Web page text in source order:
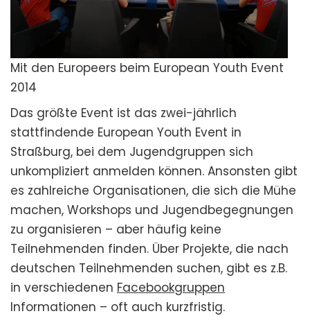
Mit den Europeers beim European Youth Event
2014
Das größte Event ist das zwei-jährlich
stattfindende European Youth Event in
Straßburg, bei dem Jugendgruppen sich
unkompliziert anmelden können. Ansonsten gibt
es zahlreiche Organisationen, die sich die Mühe
machen, Workshops und Jugendbegegnungen
zu organisieren – aber häufig keine
Teilnehmenden finden. Über Projekte, die nach
deutschen Teilnehmenden suchen, gibt es z.B.
in verschiedenen Facebookgruppen
Informationen – oft auch kurzfristig.